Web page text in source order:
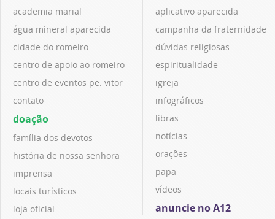
academia marial
água mineral aparecida
cidade do romeiro
centro de apoio ao romeiro
centro de eventos pe. vitor
contato
doação
família dos devotos
história de nossa senhora
imprensa
locais turísticos
loja oficial
aplicativo aparecida
campanha da fraternidade
dúvidas religiosas
espiritualidade
igreja
infográficos
libras
notícias
orações
papa
vídeos
anuncie no A12